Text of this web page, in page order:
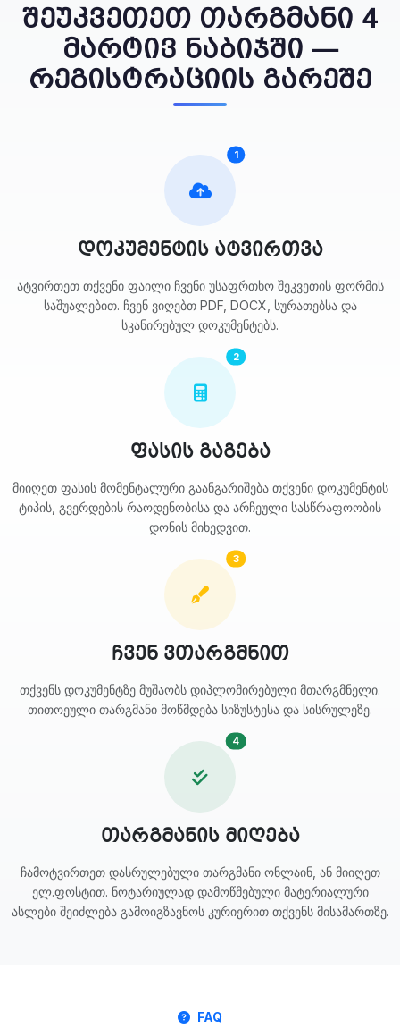
შეუკვეთეთ თარგმანი 4
მარტივ ნაბიჯში —
რეგისტრაციის გარეშე
1
დოკუმენტის ატვირთვა
ატვირთეთ თქვენი ფაილი ჩვენი უსაფრთხო შეკვეთის ფორმის
საშუალებით. ჩვენ ვიღებთ PDF, DOCX, სურათებსა და
სკანირებულ დოკუმენტებს.
2
ფასის გაგება
მიიღეთ ფასის მომენტალური გაანგარიშება თქვენი დოკუმენტის
ტიპის, გვერდების რაოდენობისა და არჩეული სასწრაფოობის
დონის მიხედვით.
3
ჩვენ ვთარგმნით
თქვენს დოკუმენტზე მუშაობს დიპლომირებული მთარგმნელი.
თითოეული თარგმანი მოწმდება სიზუსტესა და სისრულეზე.
4
თარგმანის მიღება
ჩამოტვირთეთ დასრულებული თარგმანი ონლაინ, ან მიიღეთ
ელ.ფოსტით. ნოტარიულად დამოწმებული მატერიალური
ასლები შეიძლება გამოიგზავნოს კურიერით თქვენს მისამართზე.
FAQ